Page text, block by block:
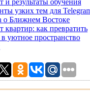
и результаты обучения
узких тем для
о Ближнем Востоке
квартир: как превратить
уютное пространство